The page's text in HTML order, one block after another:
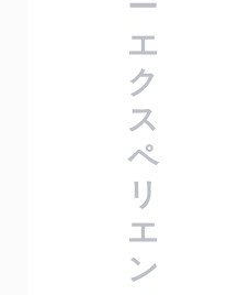
エ
ク
ス
ペ
リ
エ
ン